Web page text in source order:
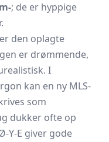
; de er hyppige
den oplagte
er drømmende,
I
kan en ny MLS-
som
dukker ofte op
Y-E giver gode